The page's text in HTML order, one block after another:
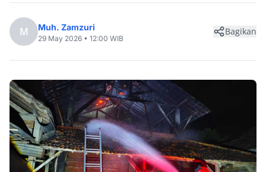
M Muh. Zamzuri
29 May 2026 • 12:00 WIB
Bagikan